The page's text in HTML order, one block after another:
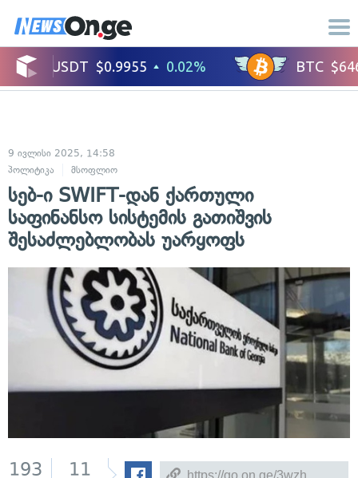
9 ივლისი 2025, 14:58
პოლიტიკა
მსოფლიო
სებ-ი SWIFT-დან ქართული
საფინანსო სისტემის გათიშვის
შესაძლებლობას უარყოფს
193 11